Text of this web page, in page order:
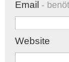
Email -
Website